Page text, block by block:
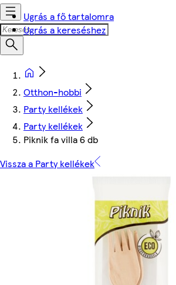
Ugrás a fő tartalomra
Ugrás a kereséshez
Otthon-hobbi
Party kellékek
Party kellékek
Piknik fa villa 6 db
Vissza a Party kellékek